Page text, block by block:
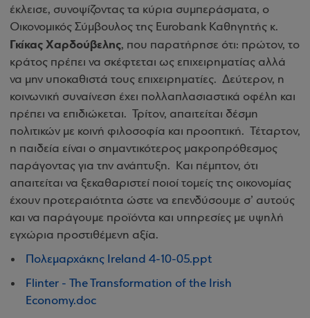
έκλεισε, συνοψίζοντας τα κύρια συμπεράσματα, ο
Οικονομικός Σύμβουλος της Eurobank Καθηγητής κ.
Γκίκας Χαρδούβελης, που παρατήρησε ότι: πρώτον, το
κράτος πρέπει να σκέφτεται ως επιχειρηματίας αλλά
να μην υποκαθιστά τους επιχειρηματίες. Δεύτερον, η
κοινωνική συναίνεση έχει πολλαπλασιαστικά οφέλη και
πρέπει να επιδιώκεται. Τρίτον, απαιτείται δέσμη
πολιτικών με κοινή φιλοσοφία και προοπτική. Τέταρτον,
η παιδεία είναι ο σημαντικότερος μακροπρόθεσμος
παράγοντας για την ανάπτυξη. Και πέμπτον, ότι
απαιτείται να ξεκαθαριστεί ποιοί τομείς της οικονομίας
έχουν προτεραιότητα ώστε να επενδύσουμε σ’ αυτούς
και να παράγουμε προϊόντα και υπηρεσίες με υψηλή
εγχώρια προστιθέμενη αξία.
Πολεμαρχάκης Ireland 4-10-05.ppt
Flinter - The Transformation of the Irish
Economy.doc